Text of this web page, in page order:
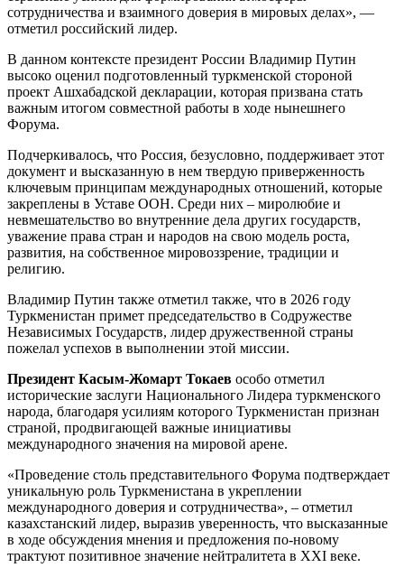
сотрудничества и взаимного доверия в мировых делах», —
отметил российский лидер.
В данном контексте президент России Владимир Путин
высоко оценил подготовленный туркменской стороной
проект Ашхабадской декларации, которая призвана стать
важным итогом совместной работы в ходе нынешнего
Форума.
Подчеркивалось, что Россия, безусловно, поддерживает этот
документ и высказанную в нем твердую приверженность
ключевым принципам международных отношений, которые
закреплены в Уставе ООН. Среди них – миролюбие и
невмешательство во внутренние дела других государств,
уважение права стран и народов на свою модель роста,
развития, на собственное мировоззрение, традиции и
религию.
Владимир Путин также отметил также, что в 2026 году
Туркменистан примет председательство в Содружестве
Независимых Государств, лидер дружественной страны
пожелал успехов в выполнении этой миссии.
Президент Касым-Жомарт Токаев особо отметил
исторические заслуги Национального Лидера туркменского
народа, благодаря усилиям которого Туркменистан признан
страной, продвигающей важные инициативы
международного значения на мировой арене.
«Проведение столь представительного Форума подтверждает
уникальную роль Туркменистана в укреп­лении
международного доверия и сотрудничества», – отметил
казахстанский лидер, выразив уверенность, что высказанные
в ходе обсуждения мнения и предложения по-новому
трактуют позитивное значение нейтралитета в XXI веке.